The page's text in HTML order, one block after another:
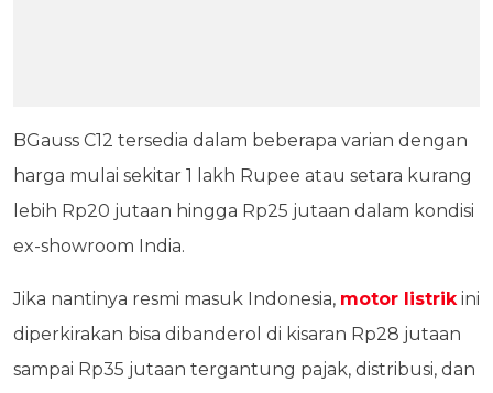
BGauss C12 tersedia dalam beberapa varian dengan
harga mulai sekitar 1 lakh Rupee atau setara kurang
lebih Rp20 jutaan hingga Rp25 jutaan dalam kondisi
ex-showroom India.
Jika nantinya resmi masuk Indonesia, motor listrikini
diperkirakan bisa dibanderol di kisaran Rp28 jutaan
sampai Rp35 jutaan tergantung pajak, distribusi, dan